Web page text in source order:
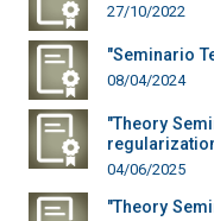
27/10/2022
"Seminario
08/04/2024
"Theory
04/06/2025
"Theory